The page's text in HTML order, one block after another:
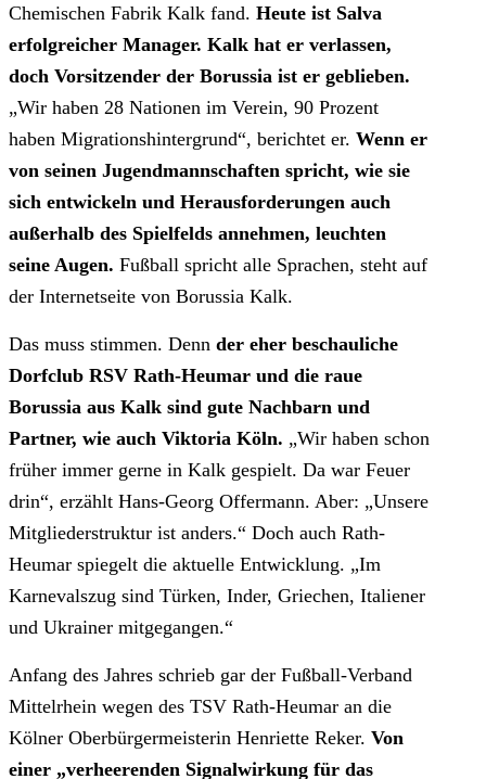
Chemischen Fabrik Kalk fand. Heute ist Salva
erfolgreicher Manager. Kalk hat er verlassen,
doch Vorsitzender der Borussia ist er geblieben.
„Wir haben 28 Nationen im Verein, 90 Prozent
haben Migrationshintergrund“, berichtet er. Wenn er
von seinen Jugendmannschaften spricht, wie sie
sich entwickeln und Herausforderungen auch
außerhalb des Spielfelds annehmen, leuchten
seine Augen. Fußball spricht alle Sprachen, steht auf
der Internetseite von Borussia Kalk.
Das muss stimmen. Denn der eher beschauliche
Dorfclub RSV Rath-Heumar und die raue
Borussia aus Kalk sind gute Nachbarn und
Partner, wie auch Viktoria Köln. „Wir haben schon
früher immer gerne in Kalk gespielt. Da war Feuer
drin“, erzählt Hans-Georg Offermann. Aber: „Unsere
Mitgliederstruktur ist anders.“ Doch auch Rath-
Heumar spiegelt die aktuelle Entwicklung. „Im
Karnevalszug sind Türken, Inder, Griechen, Italiener
und Ukrainer mitgegangen.“
Anfang des Jahres schrieb gar der Fußball-Verband
Mittelrhein wegen des TSV Rath-Heumar an die
Kölner Oberbürgermeisterin Henriette Reker. Von
einer „verheerenden Signalwirkung für das